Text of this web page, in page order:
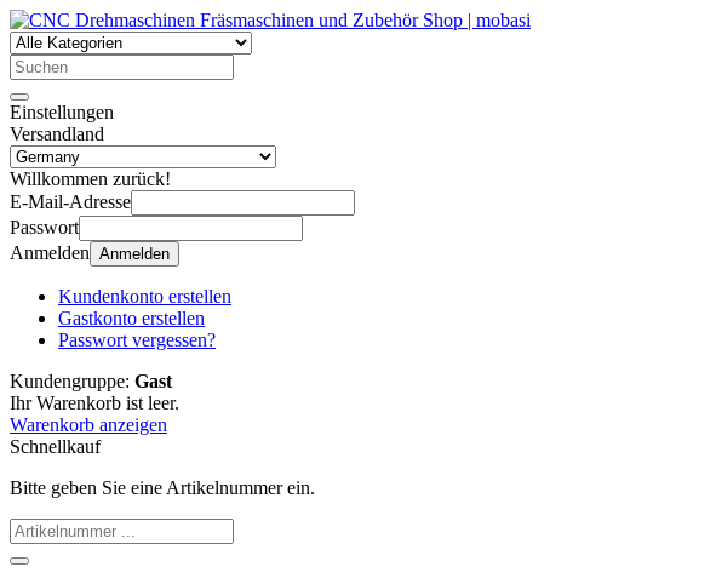
Einstellungen
Versandland
Willkommen zurück!
E-Mail-Adresse
Passwort
Anmelden Anmelden
Kundenkonto erstellen
Gastkonto erstellen
Passwort vergessen?
Kundengruppe: Gast
Ihr Warenkorb ist leer.
Warenkorb anzeigen
Schnellkauf
Bitte geben Sie eine Artikelnummer ein.